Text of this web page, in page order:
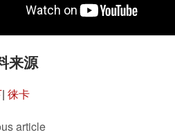
来源
| 徕卡
article